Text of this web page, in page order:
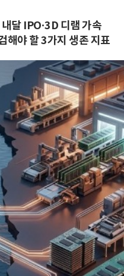
달 IPO·3D 디램 가속
해야 할 3가지 생존 지표